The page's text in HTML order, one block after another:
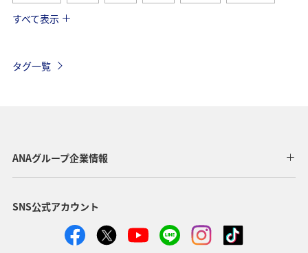
和歌山県
すべて表示
タグ一覧
ANAグループ企業情報
SNS公式アカウント